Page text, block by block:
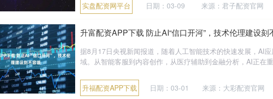
实盘配资网平台 日期：03-09 来源：君子配资官网
升富配资APP下载 防止AI“信口开河”，技术伦理建设刻
据8月17日央视新闻报道，随着人工智能技术的快速发展，AI
域。从智能客服到内容创作，从医疗辅助到金融分析，AI正在
升福配资APP下载 日期：03-01 来源：大彩配资官网